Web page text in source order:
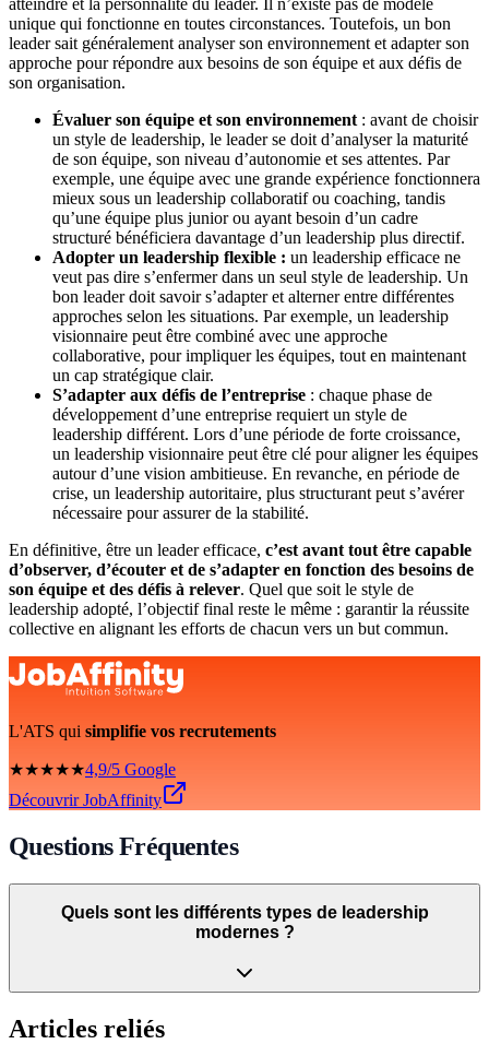
unique qui fonctionne en toutes circonstances. Toutefois, un bon
leader sait généralement analyser son environnement et adapter son
approche pour répondre aux besoins de son équipe et aux défis de
son organisation.
Évaluer son équipe et son environnement : avant de choisir
un style de leadership, le leader se doit d’analyser la maturité
de son équipe, son niveau d’autonomie et ses attentes. Par
exemple, une équipe avec une grande expérience fonctionnera
mieux sous un leadership collaboratif ou coaching, tandis
qu’une équipe plus junior ou ayant besoin d’un cadre
structuré bénéficiera davantage d’un leadership plus directif.
Adopter un leadership flexible : un leadership efficace ne
veut pas dire s’enfermer dans un seul style de leadership. Un
bon leader doit savoir s’adapter et alterner entre différentes
approches selon les situations. Par exemple, un leadership
visionnaire peut être combiné avec une approche
collaborative, pour impliquer les équipes, tout en maintenant
un cap stratégique clair.
S’adapter aux défis de l’entreprise : chaque phase de
développement d’une entreprise requiert un style de
leadership différent. Lors d’une période de forte croissance,
un leadership visionnaire peut être clé pour aligner les équipes
autour d’une vision ambitieuse. En revanche, en période de
crise, un leadership autoritaire, plus structurant peut s’avérer
nécessaire pour assurer de la stabilité.
En définitive, être un leader efficace, c’est avant tout être capable
d’observer, d’écouter et de s’adapter en fonction des besoins de
son équipe et des défis à relever. Quel que soit le style de
leadership adopté, l’objectif final reste le même : garantir la réussite
collective en alignant les efforts de chacun vers un but commun.
L'ATS qui simplifie vos recrutements
★★★★★4,9/5 Google
Découvrir JobAffinity
Questions Fréquentes
Quels sont les différents types de leadership
modernes ?
Articles reliés